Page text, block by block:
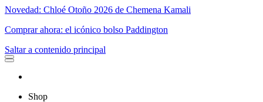
Novedad: Chloé Otoño 2026 de Chemena Kamali
Comprar ahora: el icónico bolso Paddington
Saltar a contenido principal
Shop